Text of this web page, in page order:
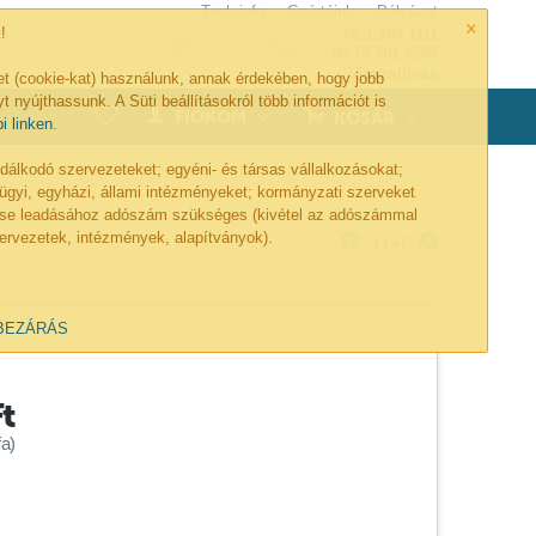
×
(cookie-kat) használunk, annak érdekében, hogy jobb
nyújthassunk. A Süti beállításokról több információt is
linken.
szervezeteket; egyéni- és társas vállalkozásokat;
egyházi, állami intézményeket; kormányzati szerveket
leadásához adószám szükséges (kivétel az adószámmal
intézmények, alapítványok).
Tech-info Gyártóink Pályázat
Visszahívás
0